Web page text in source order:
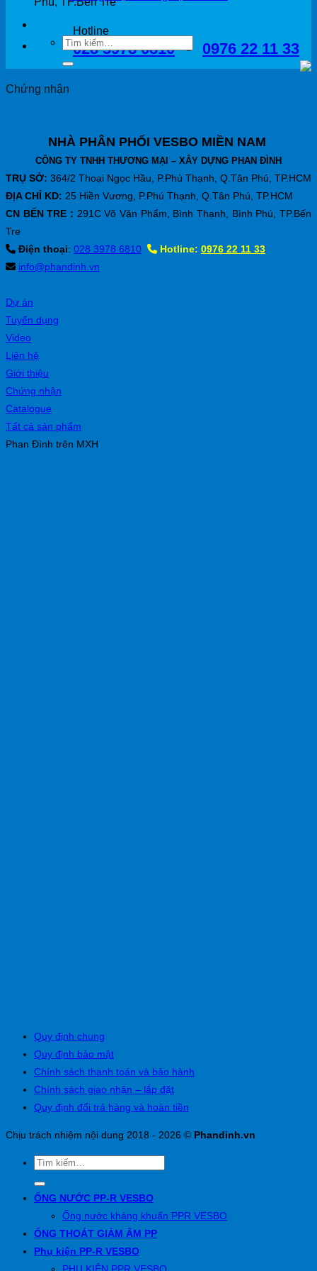
Hotline
028 3978 6810 - 0976 22 11 33
Chứng nhận
NHÀ PHÂN PHỐI VESBO MIỀN NAM
CÔNG TY TNHH THƯƠNG MẠI – XÂY DỰNG PHAN ĐÌNH
TRỤ SỞ: 364/2 Thoại Ngọc Hầu, P.Phú Thạnh, Q.Tân Phú, TP.HCM
ĐỊA CHỈ KD: 25 Hiền Vương, P.Phú Thạnh, Q.Tân Phú, TP.HCM
CN BẾN TRE : 291C Võ Văn Phẩm, Bình Thạnh, Bình Phú, TP.Bến
Tre
Điện thoại: 028 3978 6810 Hotline: 0976 22 11 33
info@phandinh.vn
Dự án
Tuyển dụng
Video
Liên hệ
Giới thiệu
Chứng nhận
Catalogue
Tất cả sản phẩm
Phan Đình trên MXH
Quy định chung
Quy định bảo mật
Chính sách thanh toán và bảo hành
Chính sách giao nhận – lắp đặt
Quy định đổi trả hàng và hoàn tiền
Chịu trách nhiệm nội dung 2018 - 2026 © Phandinh.vn
ỐNG NƯỚC PP-R VESBO
Ống nước kháng khuẩn PPR VESBO
ỐNG THOÁT GIẢM ÂM PP
Phụ kiện PP-R VESBO